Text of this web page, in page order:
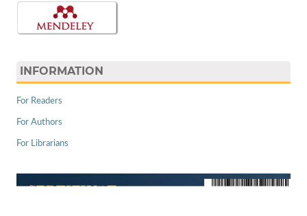
INFORMATION
For Readers
For Authors
For Librarians